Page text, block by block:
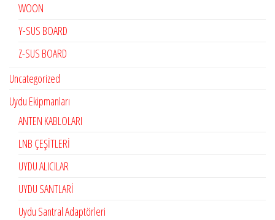
WOON
Y-SUS BOARD
Z-SUS BOARD
Uncategorized
Uydu Ekipmanları
ANTEN KABLOLARI
LNB ÇEŞİTLERİ
UYDU ALICILAR
UYDU SANTLARİ
Uydu Santral Adaptörleri